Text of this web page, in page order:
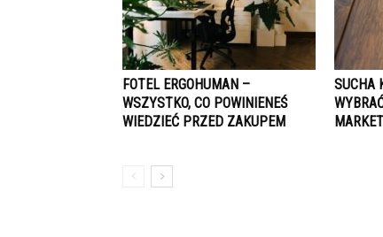
FOTEL ERGOHUMAN –
WSZYSTKO, CO POWINIENEŚ
WIEDZIEĆ PRZED ZAKUPEM
SUCHA